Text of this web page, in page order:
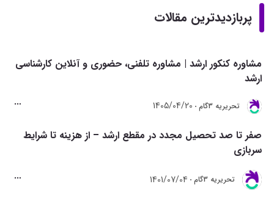
پربازدیدترین مقالات
مشاوره کنکور ارشد | مشاوره تلفنی، حضوری و آنلاین کارشناسی
ارشد
تحريريه 3گام 1405/04/20
صفر تا صد تحصیل مجدد در مقطع ارشد – از هزینه تا شرایط
سربازی
تحريريه 3گام 1401/07/04